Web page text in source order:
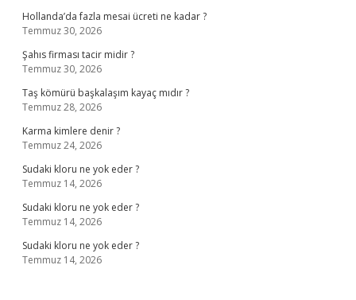
Hollanda’da fazla mesai ücreti ne kadar ?
Temmuz 30, 2026
Şahıs firması tacir midir ?
Temmuz 30, 2026
Taş kömürü başkalaşım kayaç mıdır ?
Temmuz 28, 2026
Karma kimlere denir ?
Temmuz 24, 2026
Sudaki kloru ne yok eder ?
Temmuz 14, 2026
Sudaki kloru ne yok eder ?
Temmuz 14, 2026
Sudaki kloru ne yok eder ?
Temmuz 14, 2026